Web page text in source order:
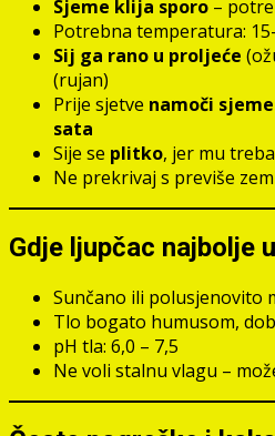
Sjeme klija sporo –
Potrebna temperatura:
Sij ga rano u proljeće
(rujan)
Prije sjetve namoči
sata
Sije se plitko, jer mu
Ne prekrivaj s previše
Gdje ljupčac najbolje
Sunčano ili polusjenovito
Tlo bogato humusom,
pH tla: 6,0 – 7,5
Ne voli stalnu vlagu –